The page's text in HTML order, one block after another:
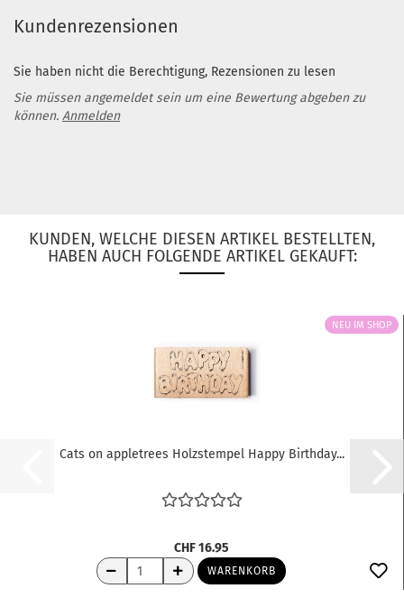
Kundenrezensionen
Sie haben nicht die Berechtigung, Rezensionen zu lesen
Sie müssen angemeldet sein um eine Bewertung abgeben zu
können. Anmelden
KUNDEN, WELCHE DIESEN ARTIKEL BESTELLTEN,
HABEN AUCH FOLGENDE ARTIKEL GEKAUFT:
NEU IM SHOP
Cats on appletrees Holzstempel Happy Birthday...
CHF 16.95
WARENKORB